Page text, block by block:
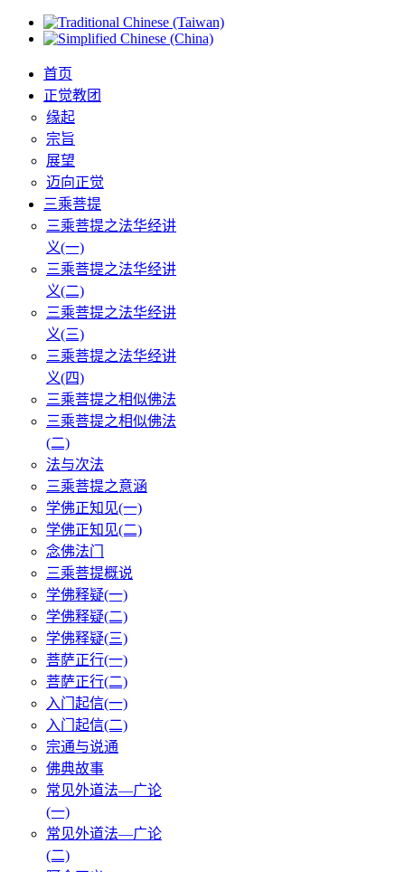
首页
正觉教团
缘起
宗旨
展望
迈向正觉
三乘菩提
三乘菩提之法华经讲
义(一)
三乘菩提之法华经讲
义(二)
三乘菩提之法华经讲
义(三)
三乘菩提之法华经讲
义(四)
三乘菩提之相似佛法
三乘菩提之相似佛法
(二)
法与次法
三乘菩提之意涵
学佛正知见(一)
学佛正知见(二)
念佛法门
三乘菩提概说
学佛释疑(一)
学佛释疑(二)
学佛释疑(三)
菩萨正行(一)
菩萨正行(二)
入门起信(一)
入门起信(二)
宗通与说通
佛典故事
常见外道法—广论
(一)
常见外道法—广论
(二)